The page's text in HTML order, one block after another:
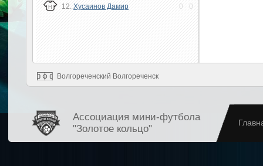
Н 12. Хусаинов Дамир 0 0
Волгореченский Волгореченск
Ассоциация мини-футбола
"Золотое кольцо"